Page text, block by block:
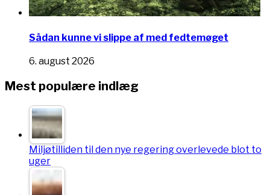
Sådan kunne vi slippe af med fedtemøget
6. august 2026
Mest populære indlæg
Miljøtilliden til den nye regering overlevede blot to
uger